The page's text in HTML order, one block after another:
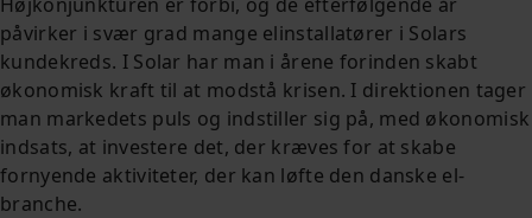
påvirker i svær grad mange elinstallatører i Solars
kundekreds. I Solar har man i årene forinden skabt
økonomisk kraft til at modstå krisen. I direktionen tager
man markedets puls og indstiller sig på, med økonomisk
indsats, at investere det, der kræves for at skabe
fornyende aktiviteter, der kan løfte den danske el-
branche.